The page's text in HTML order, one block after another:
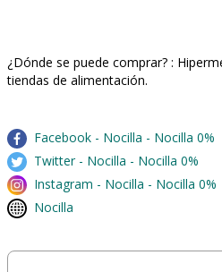
¿Dónde se puede comprar? :
tiendas de alimentación.
Facebook - Nocilla - Nocilla 0%
Twitter - Nocilla - Nocilla 0%
Instagram - Nocilla - Nocilla 0%
Nocilla